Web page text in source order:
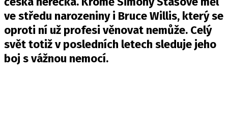
OSOBNÍ ÚDAJE / COOKIES
VOLNÁ MÍSTA
ve středu narozeniny i Bruce Willis, který se
oproti ní už profesi věnovat nemůže. Celý
svět totiž v posledních letech sleduje jeho
boj s vážnou nemocí.